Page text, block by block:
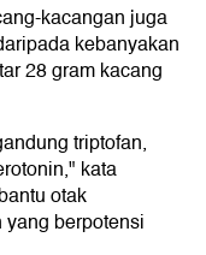
kacangan juga
kebanyakan
28 gram kacang
triptofan,
kata
otak
berpotensi